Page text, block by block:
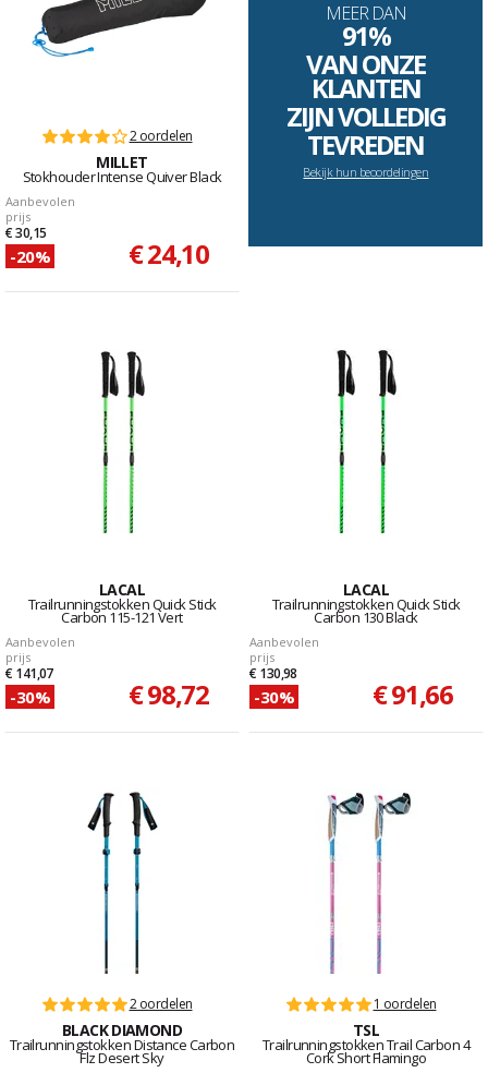
2 oordelen
MILLET
Stokhouder Intense Quiver Black
Aanbevolen
prijs
€ 30,15
-20% € 24,10
MEER DAN
91%
VAN ONZE
KLANTEN
ZIJN VOLLEDIG
TEVREDEN
Bekijk hun beoordelingen
LACAL
Trailrunningstokken Quick Stick
Carbon 115-121 Vert
Aanbevolen
prijs
€ 141,07
-30% € 98,72
LACAL
Trailrunningstokken Quick Stick
Carbon 130 Black
Aanbevolen
prijs
€ 130,98
-30% € 91,66
2 oordelen
BLACK DIAMOND
Trailrunningstokken Distance Carbon
Flz Desert Sky
1 oordelen
TSL
Trailrunningstokken Trail Carbon 4
Cork Short Flamingo